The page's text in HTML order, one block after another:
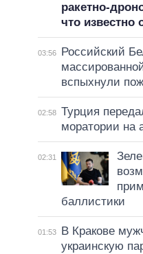
ракетно-
что известно
03:56
Российский
вспыхнули
02:58 Турция
моратории на
02:31
баллистики
01:53
В Кракове
украинскую